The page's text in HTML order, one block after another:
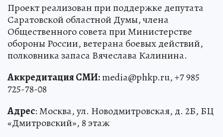
Проект реализован при поддержке депутата
Саратовской областной Думы, члена
Общественного совета при Министерстве
обороны России, ветерана боевых действий,
полковника запаса Вячеслава Калинина.
Аккредитация СМИ:media@phkp.ru, +7 985
725-78-08
Адрес: Москва, ул. Новодмитровская, д. 2Б, БЦ
«Дмитровский», 8 этаж